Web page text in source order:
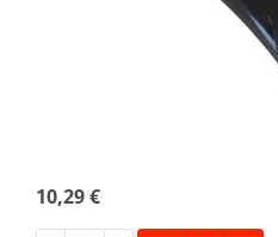
10,29 €